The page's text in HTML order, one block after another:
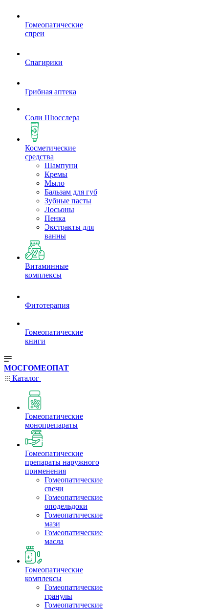
Гомеопатические
спреи
Спагирики
Грибная аптека
Соли Шюсслера
Косметические
средства
Шампуни
Кремы
Мыло
Бальзам для губ
Зубные пасты
Лосьоны
Пенка
Экстракты для
ванны
Витаминные
комплексы
Фитотерапия
Гомеопатические
книги
МОСГОМЕОПАТ
Каталог
Гомеопатические
монопрепараты
Гомеопатические
препараты наружного
применения
Гомеопатические
свечи
Гомеопатические
оподельдоки
Гомеопатические
мази
Гомеопатические
масла
Гомеопатические
комплексы
Гомеопатические
гранулы
Гомеопатические